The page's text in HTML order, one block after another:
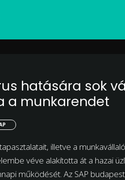
hatására sok
a munkarendet
illetve a
véve alakította át a hazai
működését. Az SAP